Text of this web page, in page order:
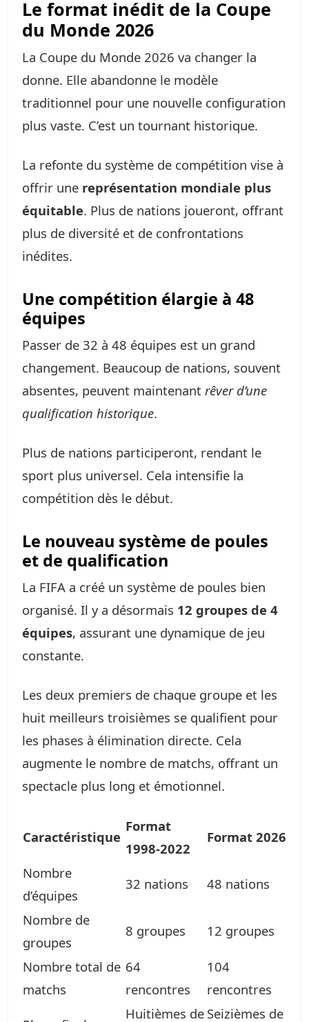
Le format inédit de la Coupe
du Monde 2026
La Coupe du Monde 2026 va changer la
donne. Elle abandonne le modèle
traditionnel pour une nouvelle configuration
plus vaste. C’est un tournant historique.
La refonte du système de compétition vise à
offrir une représentation mondiale plus
équitable. Plus de nations joueront, offrant
plus de diversité et de confrontations
inédites.
Une compétition élargie à 48
équipes
Passer de 32 à 48 équipes est un grand
changement. Beaucoup de nations, souvent
absentes, peuvent maintenant rêver d’une
qualification historique.
Plus de nations participeront, rendant le
sport plus universel. Cela intensifie la
compétition dès le début.
Le nouveau système de poules
et de qualification
La FIFA a créé un système de poules bien
organisé. Il y a désormais 12 groupes de 4
équipes, assurant une dynamique de jeu
constante.
Les deux premiers de chaque groupe et les
huit meilleurs troisièmes se qualifient pour
les phases à élimination directe. Cela
augmente le nombre de matchs, offrant un
spectacle plus long et émotionnel.
Caractéristique
Format
1998-2022
Format 2026
Nombre
d’équipes
32 nations 48 nations
Nombre de
groupes
8 groupes 12 groupes
Nombre total de
matchs
64
rencontres
104
rencontres
Huitièmes de Seizièmes de